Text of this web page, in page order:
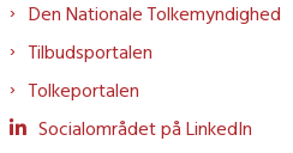
Den Nationale Tolkemyndighed
Tilbudsportalen
Tolkeportalen
Socialområdet på LinkedIn